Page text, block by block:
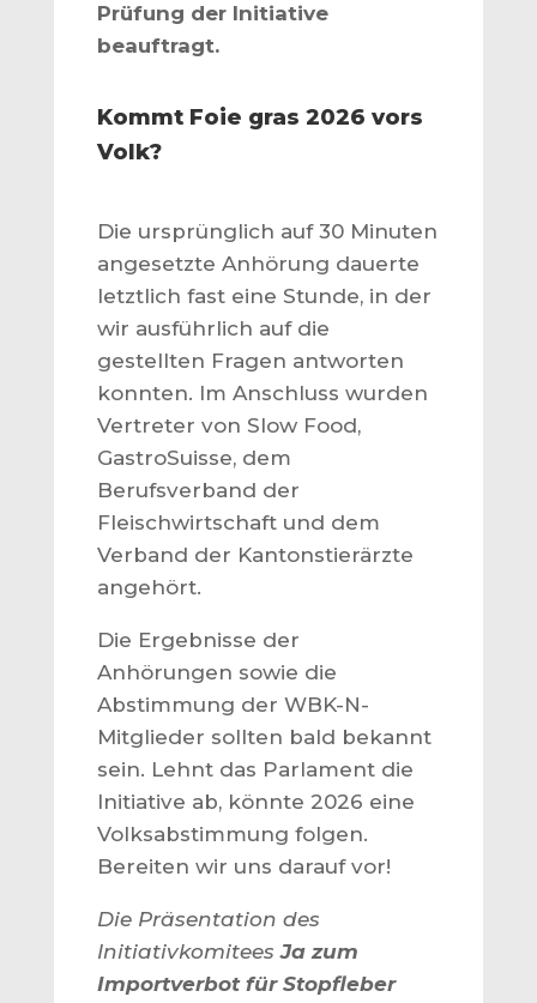
Prüfung der Initiative
beauftragt.
Kommt Foie gras 2026 vors
Volk?
Die ursprünglich auf 30 Minuten
angesetzte Anhörung dauerte
letztlich fast eine Stunde, in der
wir ausführlich auf die
gestellten Fragen antworten
konnten. Im Anschluss wurden
Vertreter von Slow Food,
GastroSuisse, dem
Berufsverband der
Fleischwirtschaft und dem
Verband der Kantonstierärzte
angehört.
Die Ergebnisse der
Anhörungen sowie die
Abstimmung der WBK-N-
Mitglieder sollten bald bekannt
sein. Lehnt das Parlament die
Initiative ab, könnte 2026 eine
Volksabstimmung folgen.
Bereiten wir uns darauf vor!
Die Präsentation des
InitiativkomiteesJa zum
Importverbot für Stopfleber